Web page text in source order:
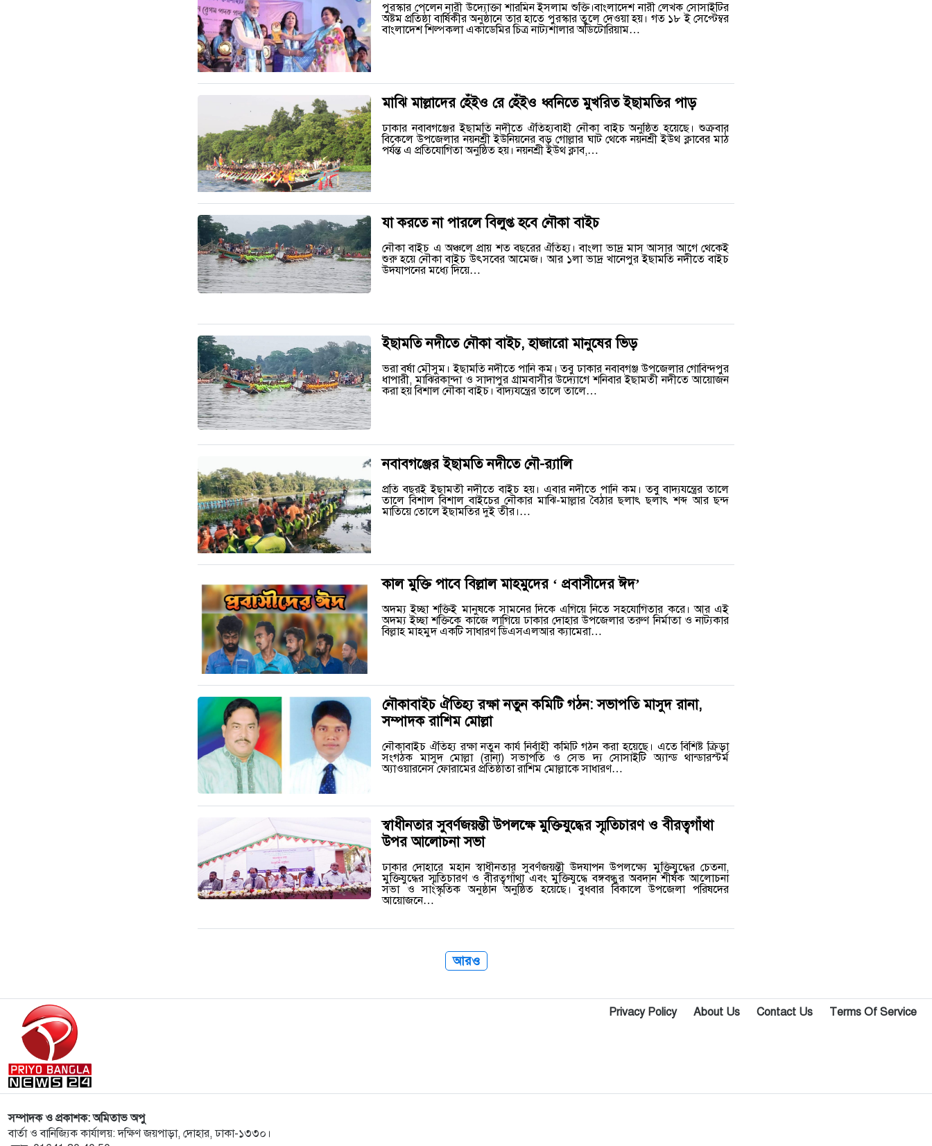
পুরস্কার পেলেন নারী উদ্যোক্তা শারমিন ইসলাম শুক্তি।বাংলাদেশ নারী লেখক সোসাইটির
অষ্টম প্রতিষ্ঠা বার্ষিকীর অনুষ্ঠানে তার হাতে পুরস্কার তুলে দেওয়া হয়। গত ১৮ ই সেপ্টেম্বর
বাংলাদেশ শিল্পকলা একাডেমির চিত্র নাট্যশালার অডিটোরিয়াম…
মাঝি মাল্লাদের হেঁইও রে হেঁইও ধ্বনিতে মুখরিত ইছামতির পাড়
ঢাকার নবাবগঞ্জের ইছামতি নদীতে ঐতিহ্যবাহী নৌকা বাইচ অনুষ্ঠিত হয়েছে। শুক্রবার
বিকেলে উপজেলার নয়নশ্রী ইউনিয়নের বড় গোল্লার ঘাট থেকে নয়নশ্রী ইউথ ক্লাবের মাঠ
পর্যন্ত এ প্রতিযোগিতা অনুষ্ঠিত হয়। নয়নশ্রী ইউথ ক্লাব,…
যা করতে না পারলে বিলুপ্ত হবে নৌকা বাইচ
নৌকা বাইচ এ অঞ্চলে প্রায় শত বছরের ঐতিহ্য। বাংলা ভাদ্র মাস আসার আগে থেকেই
শুরু হয়ে নৌকা বাইচ উৎসবের আমেজ। আর ১লা ভাদ্র খানেপুর ইছামতি নদীতে বাইচ
উদযাপনের মধ্যে দিয়ে…
ইছামতি নদীতে নৌকা বাইচ, হাজারো মানুষের ভিড়
ভরা বর্ষা মৌসুম। ইছামতি নদীতে পানি কম। তবু ঢাকার নবাবগঞ্জ উপজেলার গোবিন্দপুর
ধাপারী, মাঝিরকান্দা ও সাদাপুর গ্রামবাসীর উদ্যোগে শনিবার ইছামতী নদীতে আয়োজন
করা হয় বিশাল নৌকা বাইচ। বাদ্যযন্ত্রের তালে তালে…
নবাবগঞ্জের ইছামতি নদীতে নৌ-র‌্যালি
প্রতি বছরই ইছামতী নদীতে বাইচ হয়। এবার নদীতে পানি কম। তবু বাদ্যযন্ত্রের তালে
তালে বিশাল বিশাল বাইচের নৌকার মাঝি-মাল্লার বৈঠার ছলাৎ ছলাৎ শব্দ আর ছন্দ
মাতিয়ে তোলে ইছামতির দুই তীর।…
কাল মুক্তি পাবে বিল্লাল মাহমুদের ‘ প্রবাসীদের ঈদ’
অদম্য ইচ্ছা শক্তিই মানুষকে সামনের দিকে এগিয়ে নিতে সহযোগিতার করে। আর এই
অদম্য ইচ্ছা শক্তিকে কাজে লাগিয়ে ঢাকার দোহার উপজেলার তরুণ নির্মাতা ও নাট্যকার
বিল্লাহ মাহমুদ একটি সাধারণ ডিএসএলআর ক্যামেরা…
নৌকাবাইচ ঐতিহ্য রক্ষা নতুন কমিটি গঠন: সভাপতি মাসুদ রানা,
সম্পাদক রাশিম মোল্লা
নৌকাবাইচ ঐতিহ্য রক্ষা নতুন কার্য নির্বাহী কমিটি গঠন করা হয়েছে। এতে বিশিষ্ট ক্রিড়া
সংগঠক মাসুদ মোল্লা (রানা) সভাপতি ও সেভ দ্য সোসাইটি অ্যান্ড থান্ডারস্টর্ম
অ্যাওয়ারনেস ফোরামের প্রতিষ্ঠাতা রাশিম মোল্লাকে সাধারণ…
স্বাধীনতার সুবর্ণজয়ন্তী উপলক্ষে মুক্তিযুদ্ধের স্মৃতিচারণ ও বীরত্বগাঁথা
উপর আলোচনা সভা
ঢাকার দোহারে মহান স্বাধীনতার সুবর্ণজয়ন্তী উদযাপন উপলক্ষ্যে মুক্তিযুদ্ধের চেতনা,
মুক্তিযুদ্ধের স্মৃতিচারণ ও বীরত্বগাঁথা এবং মুক্তিযুদ্ধে বঙ্গবন্ধুর অবদান শীর্ষক আলোচনা
সভা ও সাংস্কৃতিক অনুষ্ঠান অনুষ্ঠিত হয়েছে। বুধবার বিকালে উপজেলা পরিষদের
আয়োজনে…
আরও
Privacy Policy About Us Contact Us Terms Of Service
সম্পাদক ও প্রকাশক: অমিতাভ অপু
বার্তা ও বানিজ্যিক কার্যালয়: দক্ষিণ জয়পাড়া, দোহার, ঢাকা-১৩৩০।